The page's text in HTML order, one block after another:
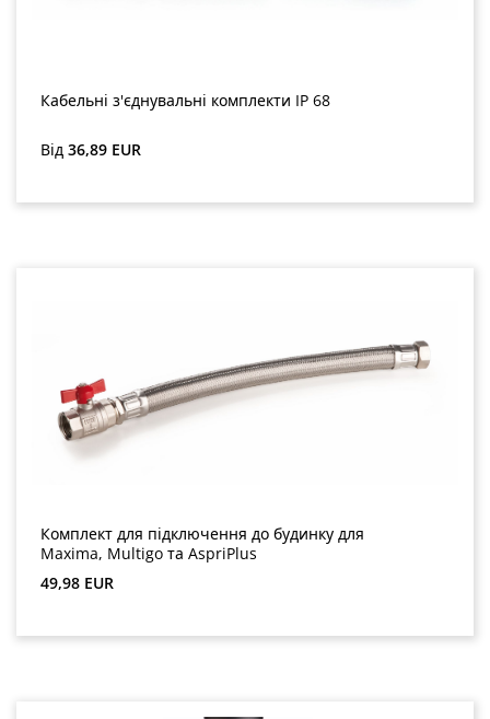
Кабельні з'єднувальні комплекти IP 68
Звичайна ціна:
Від 36,89 EUR
Комплект для підключення до будинку для
Maxima, Multigo та AspriPlus
Звичайна ціна:
49,98 EUR